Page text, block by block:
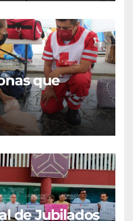
que
mueren
de Jubilados